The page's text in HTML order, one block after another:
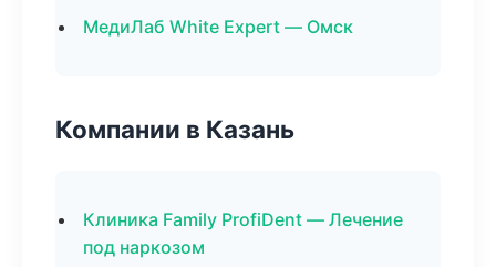
МедиЛаб White Expert — Омск
Компании в Казань
Клиника Family ProfiDent — Лечение
под наркозом